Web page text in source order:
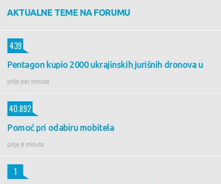
AKTUALNE TEME NA FORUMU
Pentagon kupio 2000 ukrajinskih jurišnih dronova u
prije par minuta
439
Pomoć pri odabiru mobitela
prije 8 minuta
40.892
1